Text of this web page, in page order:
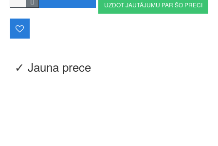
✓ Jauna prece
UZDOT JAUTĀJUMU PAR ŠO PRECI